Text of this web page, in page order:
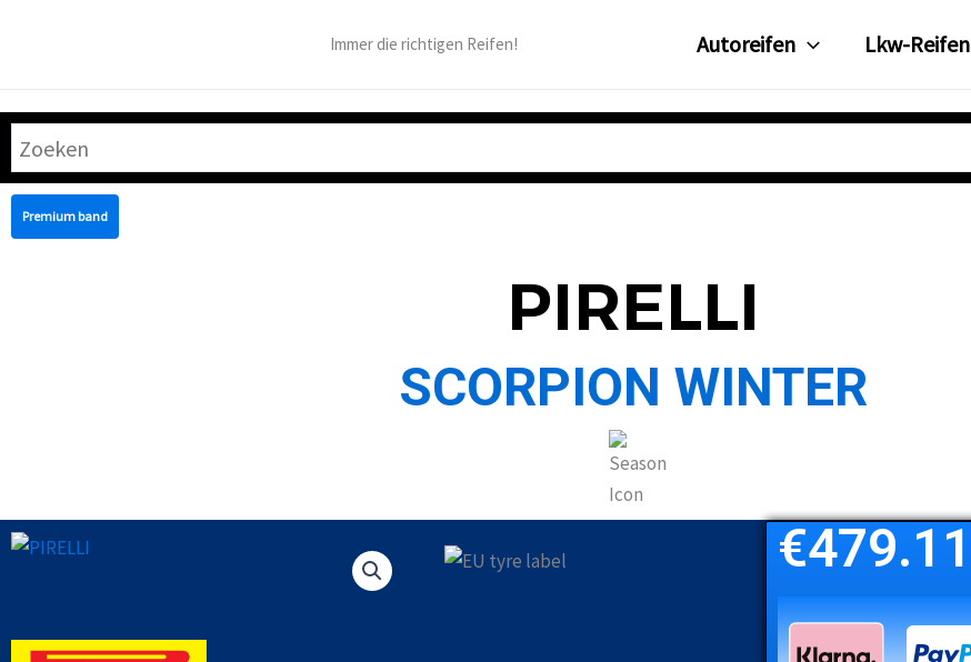
Immer die richtigen Reifen! Autoreifen Lkw-Reifen
Premium band
PIRELLI
SCORPION WINTER
€479.11